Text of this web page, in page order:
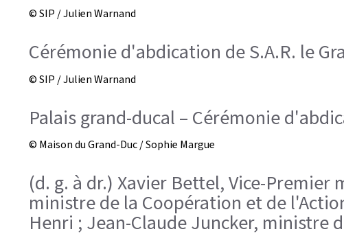
© SIP / Julien Warnand
Cérémonie d'abdication de S.A.R. le
© SIP / Julien Warnand
Palais grand-ducal – Cérémonie
© Maison du Grand-Duc / Sophie Margue
(d. g. à dr.) Xavier Bettel, Vice-
ministre de la Coopération et de
Henri ; Jean-Claude Juncker, ministre